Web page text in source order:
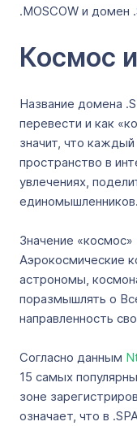
.MOSCOW и домен
Космос
Название домена
перевести и как
значит, что
пространство в
увлечениях,
единомышленников.
Значение
Аэрокосмические
астрономы,
поразмышлять о
направленность
Согласно данным
15 самых
зоне
означает, что в